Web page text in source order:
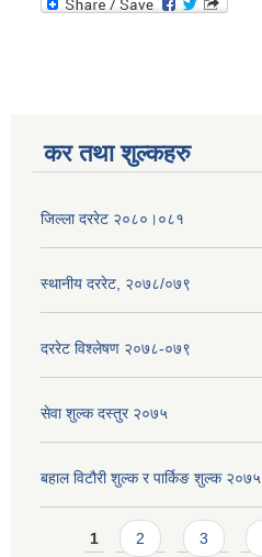
कर तथा शुल्कहरु
जिल्ला दररेट २०८०।०८१
स्थानीय दररेट, २०७८/०७९
दररेट विश्लेषण २०७८-०७९
सेवा शुल्क दस्तुर २०७५
बहाल विटौरी शुल्क र पार्किङ शुल्क २०७५
Pages
1 2 3